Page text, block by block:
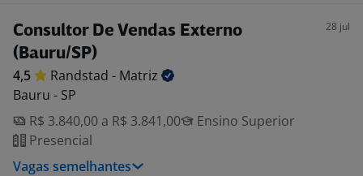
Consultor De Vendas Externo
(Bauru/SP)
28 jul
4,5 Randstad - Matriz
Bauru - SP
R$ 3.840,00 a R$ 3.841,00
Ensino Superior
Presencial
Vagas semelhantes